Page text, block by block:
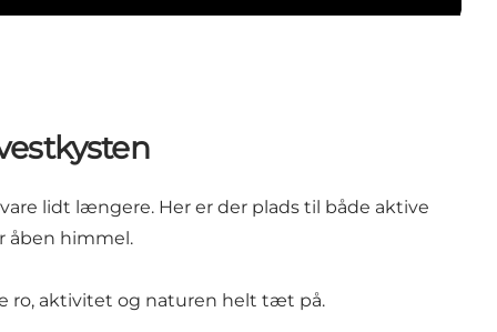
lidt længere. Her er der plads til både aktive
åben himmel.
ro, aktivitet og naturen helt tæt på.